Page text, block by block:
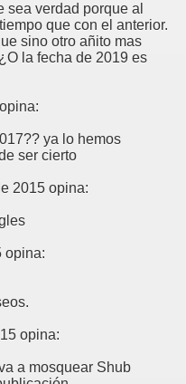
verdad porque al
que con el anterior.
sino otro añito mas
la fecha de 2019 es
ya lo hemos
ser cierto
2015 opina:
opina:
opina:
a mosquear Shub